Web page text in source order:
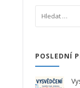
POSLEDNÍ